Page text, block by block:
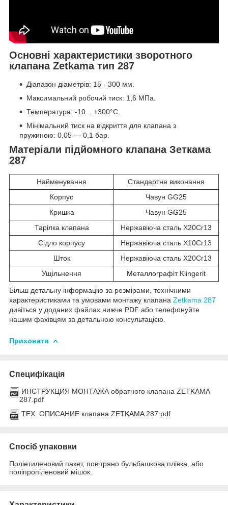
Основні характеристики зворотного
клапана Zetkama тип 287
Діапазон діаметрів: 15 - 300 мм.
Максимальний робочий тиск: 1,6 МПа.
Температура: -10... +300°С.
Мінімальний тиск на відкриття для клапана з
пружиною: 0,05 ― 0,1 бар.
Матеріали підйомного клапана Зеткама
287
Найменування
Стандартне виконання
Корпус
Чавун GG25
Кришка
Чавун GG25
Тарілка клапана
Нержавіюча сталь X20Cr13
Сідло корпусу
Нержавіюча сталь X10Cr13
Шток
Нержавіюча сталь X20Cr13
Ущільнення
Металлографіт Klingerit
Більш детальну інформацію за розмірами, технічними
характеристиками та умовами монтажу клапана Zetkama 287
дивіться у доданих файлах нижче PDF або телефонуйте
нашим фахівцям за детальною консультацією.
Приховати
Специфікація
ИНСТРУКЦИЯ МОНТАЖА обратного клапана ZETKAMA
287.pdf
ТЕХ. ОПИСАНИЕ клапана ZETKAMA 287.pdf
Спосіб упаковки
Поліетиленовий пакет, повітряно бульбашкова плівка, або
поліпропіленовий мішок.